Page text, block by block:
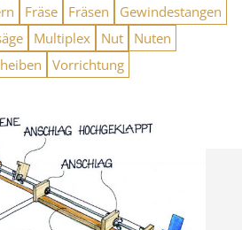
Fräse Fräsen
Gewindestangen
Multiplex Nut
Nuten
Vorrichtung